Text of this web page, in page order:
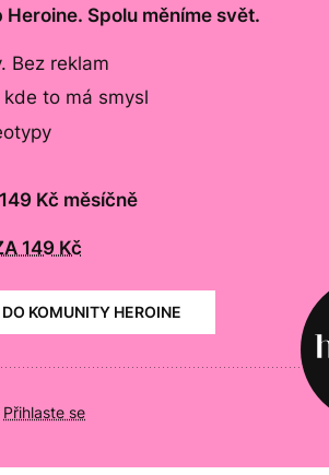
Spolu měníme svět.
Bez reklam
to má smysl
Kč měsíčně
149 Kč
KOMUNITY HEROINE
Přihlaste se